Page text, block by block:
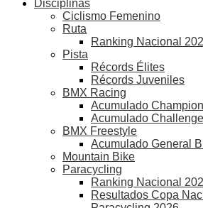
Disciplinas
Ciclismo Femenino
Ruta
Ranking Nacional
Pista
Récords Élites
Récords Juveniles
BMX Racing
Acumulado
Acumulado
BMX Freestyle
Acumulado General
Mountain Bike
Paracycling
Ranking Nacional
Resultados Copa